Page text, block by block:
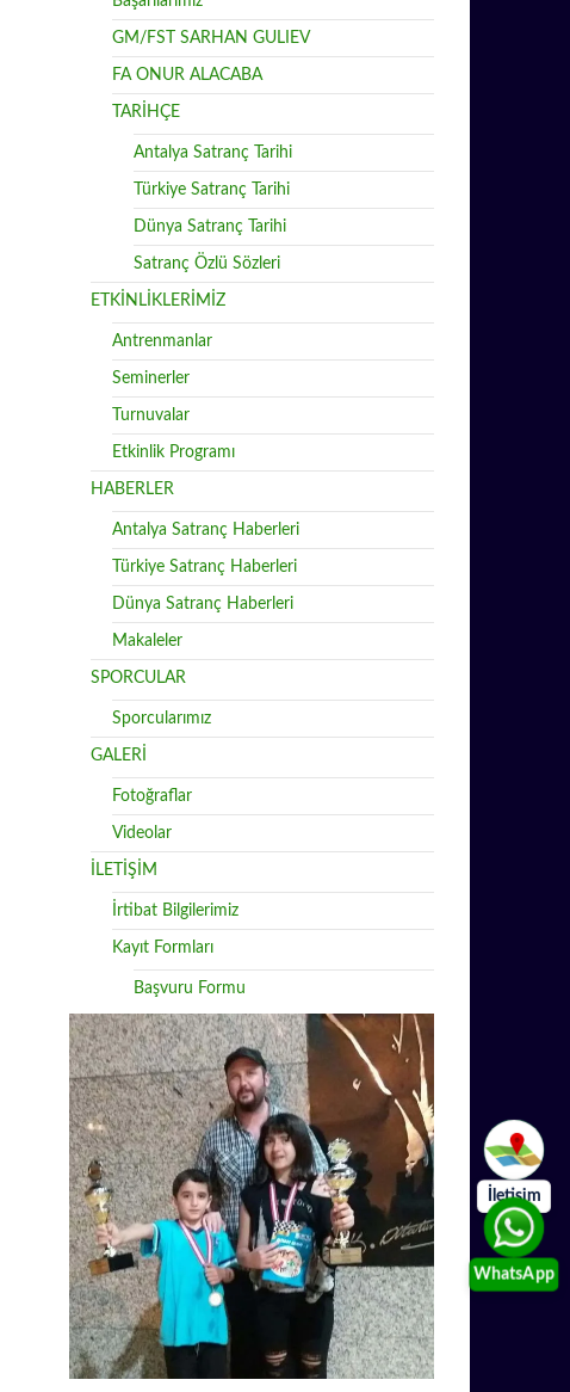
GM/FST SARHAN GULIEV
FA ONUR ALACABA
TARİHÇE
Antalya Satranç Tarihi
Türkiye Satranç Tarihi
Dünya Satranç Tarihi
Satranç Özlü Sözleri
ETKİNLİKLERİMİZ
Antrenmanlar
Seminerler
Turnuvalar
Etkinlik Programı
HABERLER
Antalya Satranç Haberleri
Türkiye Satranç Haberleri
Dünya Satranç Haberleri
Makaleler
SPORCULAR
Sporcularımız
GALERİ
Fotoğraflar
Videolar
İLETİŞİM
İrtibat Bilgilerimiz
Kayıt Formları
Başvuru Formu
İletişim
WhatsApp